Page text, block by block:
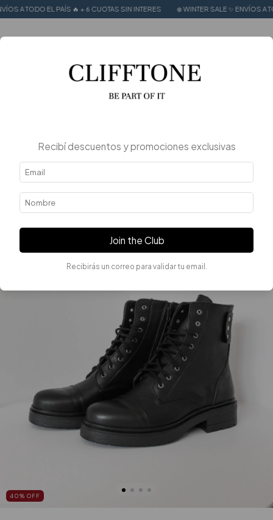
EL PAÍS 🔥 + 6 CUOTAS SIN INTERES ❄️ WINTER SALE ✨ ENVÍOS A TODO EL
40% OFF
Recibí descuentos y promociones exclusivas
Join the Club
Recibirás un correo para validar tu email.